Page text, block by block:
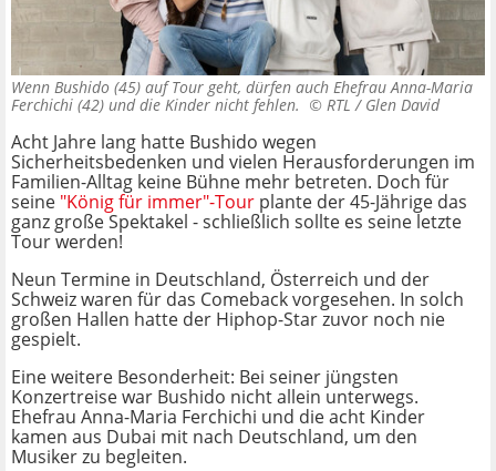
Wenn Bushido (45) auf Tour geht, dürfen auch Ehefrau Anna-Maria
Ferchichi (42) und die Kinder nicht fehlen. © RTL / Glen David
Acht Jahre lang hatte Bushido wegen
Sicherheitsbedenken und vielen Herausforderungen im
Familien-Alltag keine Bühne mehr betreten. Doch für
seine "König für immer"-Tour plante der 45-Jährige das
ganz große Spektakel - schließlich sollte es seine letzte
Tour werden!
Neun Termine in Deutschland, Österreich und der
Schweiz waren für das Comeback vorgesehen. In solch
großen Hallen hatte der Hiphop-Star zuvor noch nie
gespielt.
Eine weitere Besonderheit: Bei seiner jüngsten
Konzertreise war Bushido nicht allein unterwegs.
Ehefrau Anna-Maria Ferchichi und die acht Kinder
kamen aus Dubai mit nach Deutschland, um den
Musiker zu begleiten.